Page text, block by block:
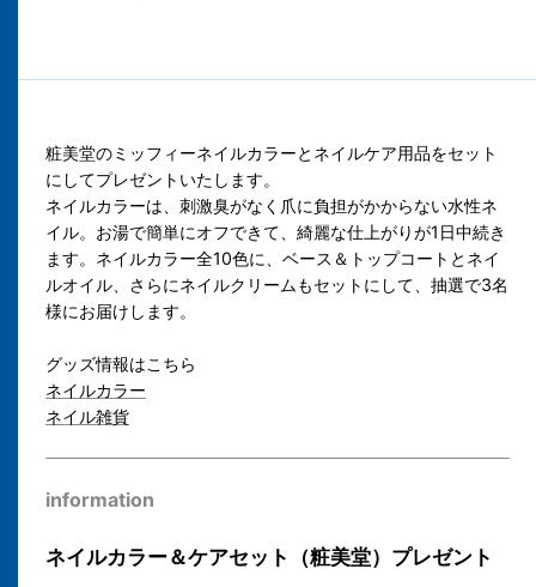
粧美堂のミッフィーネイルカラーとネイルケア用品をセット
にしてプレゼントいたします。
ネイルカラーは、刺激臭がなく爪に負担がかからない水性ネ
イル。お湯で簡単にオフできて、綺麗な仕上がりが1日中続き
ます。ネイルカラー全10色に、ベース＆トップコートとネイ
ルオイル、さらにネイルクリームもセットにして、抽選で3名
様にお届けします。
グッズ情報はこちら
ネイルカラー
ネイル雑貨
information
ネイルカラー＆ケアセット（粧美堂）プレゼント